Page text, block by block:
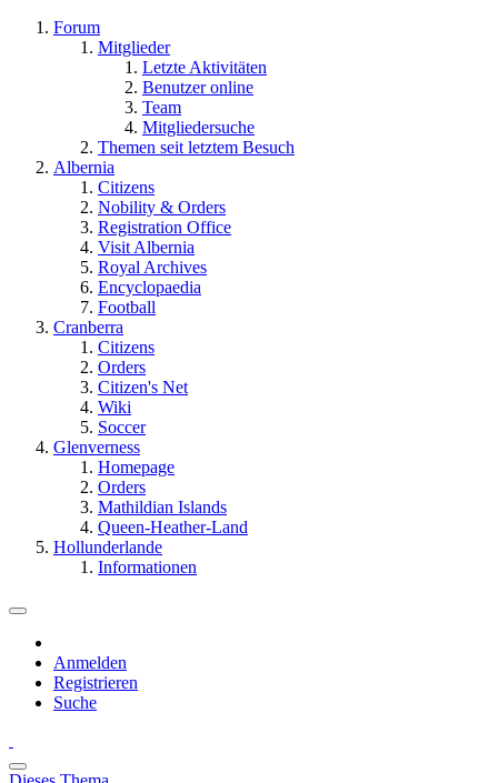
Forum
Mitglieder
Letzte Aktivitäten
Benutzer online
Team
Mitgliedersuche
Themen seit letztem Besuch
Albernia
Citizens
Nobility & Orders
Registration Office
Visit Albernia
Royal Archives
Encyclopaedia
Football
Cranberra
Citizens
Orders
Citizen's Net
Wiki
Soccer
Glenverness
Homepage
Orders
Mathildian Islands
Queen-Heather-Land
Hollunderlande
Informationen
Anmelden
Registrieren
Suche